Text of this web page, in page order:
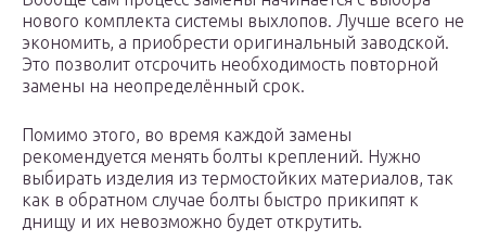
нового комплекта системы выхлопов. Лучше всего не
экономить, а приобрести оригинальный заводской.
Это позволит отсрочить необходимость повторной
замены на неопределённый срок.
Помимо этого, во время каждой замены
рекомендуется менять болты креплений. Нужно
выбирать изделия из термостойких материалов, так
как в обратном случае болты быстро прикипят к
днищу и их невозможно будет открутить.